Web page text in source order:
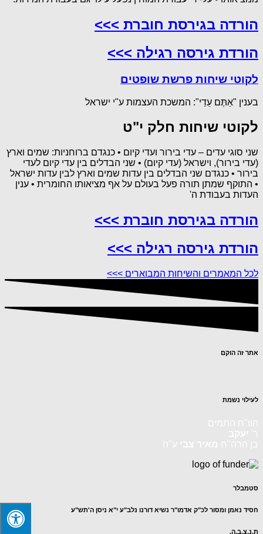
הורדה בגירסת חוברת >>>
הורדת גירסה רגילה >>>
לקוטי שיחות פרשת שופטים
בענין "אַתֶּם עֵדַי": המשכת העצמות ע"י ישראל
לקוטי שיחות חלק י"ט
שני סוגי עדים – עדי בירור ועדי קיום • כנגדם ברוחניות: שמים וארץ
(עדי בירור), וישראל (עדי קיום) • שני הבדלים בין עדי קיום לעדי
בירור • כנגדם שני הבדלים בין עדות שמים וארץ לבין עדות ישראל
• התוקף שמתן תורה פעל בעולם על אף מציאותו החומרית • ענין
העדות בעבודת ה'
הורדה בגירסת חוברת >>>
הורדת גירסה רגילה >>>
לכל המאמרים והשיחות המבוארים >>>
אתר זה הוקם
לעילוי נשמת
סטמבלר
חסיד נאמן ומסור לכ"ק אדמו"ר נשיא דורנו נלב"ע י"א ניסן ה'תש"ע
ת.נ.צ.ב.ה.